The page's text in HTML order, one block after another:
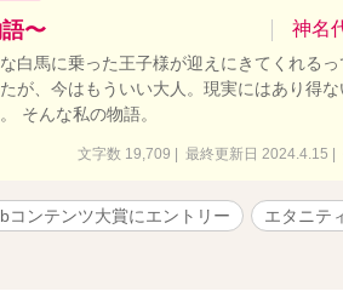
〜 神名
白馬に乗った王子様が迎えにきてくれる
が、今はもういい大人。現実にはあり得
そんな私の物語。
文字数 19,709 | 最終更新日 2024.4.15 |
コンテンツ大賞にエントリー
エタニテ